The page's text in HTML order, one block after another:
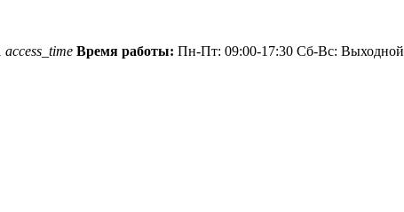
access_time Время работы: Пн-Пт: 09:00-17:30 Сб-Вс: Выходной